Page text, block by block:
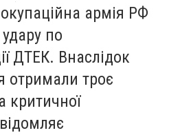
армія РФ
по
ДТЕК. Внаслідок
отримали троє
критичної